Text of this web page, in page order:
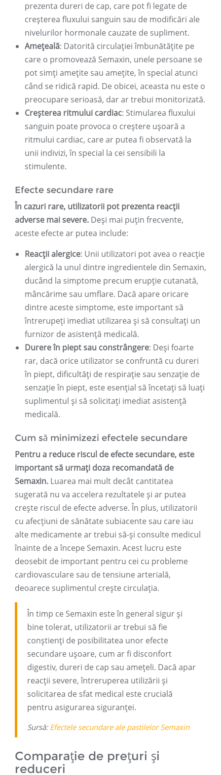
prezenta dureri de cap, care pot fi legate de
creșterea fluxului sanguin sau de modificări ale
nivelurilor hormonale cauzate de supliment.
Ameţeală: Datorită circulației îmbunătățite pe
care o promovează Semaxin, unele persoane se
pot simți amețite sau amețite, în special atunci
când se ridică rapid. De obicei, aceasta nu este o
preocupare serioasă, dar ar trebui monitorizată.
Creșterea ritmului cardiac: Stimularea fluxului
sanguin poate provoca o creștere ușoară a
ritmului cardiac, care ar putea fi observată la
unii indivizi, în special la cei sensibili la
stimulente.
Efecte secundare rare
În cazuri rare, utilizatorii pot prezenta reacții
adverse mai severe. Deși mai puțin frecvente,
aceste efecte ar putea include:
Reacții alergice: Unii utilizatori pot avea o reacție
alergică la unul dintre ingredientele din Semaxin,
ducând la simptome precum erupție cutanată,
mâncărime sau umflare. Dacă apare oricare
dintre aceste simptome, este important să
întrerupeți imediat utilizarea și să consultați un
furnizor de asistență medicală.
Durere în piept sau constrângere: Deși foarte
rar, dacă orice utilizator se confruntă cu dureri
în piept, dificultăți de respirație sau senzație de
senzație în piept, este esențial să încetați să luați
suplimentul și să solicitați imediat asistență
medicală.
Cum să minimizezi efectele secundare
Pentru a reduce riscul de efecte secundare, este
important să urmați doza recomandată de
Semaxin. Luarea mai mult decât cantitatea
sugerată nu va accelera rezultatele și ar putea
crește riscul de efecte adverse. În plus, utilizatorii
cu afecțiuni de sănătate subiacente sau care iau
alte medicamente ar trebui să-și consulte medicul
înainte de a începe Semaxin. Acest lucru este
deosebit de important pentru cei cu probleme
cardiovasculare sau de tensiune arterială,
deoarece suplimentul crește circulația.
În timp ce Semaxin este în general sigur și
bine tolerat, utilizatorii ar trebui să fie
conștienți de posibilitatea unor efecte
secundare ușoare, cum ar fi disconfort
digestiv, dureri de cap sau amețeli. Dacă apar
reacții severe, întreruperea utilizării și
solicitarea de sfat medical este crucială
pentru asigurarea siguranței.
Sursă: Efectele secundare ale pastilelor Semaxin
Comparație de prețuri și
reduceri